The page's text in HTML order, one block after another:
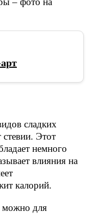
сладких
стевии. Этот
немного
влияния на
калорий.
можно для